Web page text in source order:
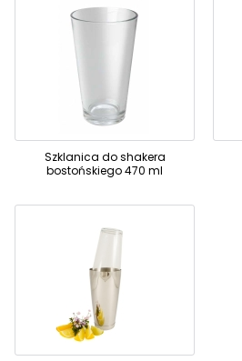
Szklanica do shakera
bostońskiego 470 ml